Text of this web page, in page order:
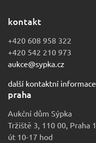
kontakt
+420 608 958 322
+420 542 210 973
aukce@sypka.cz
další kontaktní informace
praha
Aukční dům Sýpka
Tržiště 3, 110 00, Praha 1
út 10-17 hod